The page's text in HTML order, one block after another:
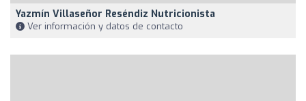
Yazmín Villaseñor Reséndiz Nutricionista
Ver información y datos de contacto